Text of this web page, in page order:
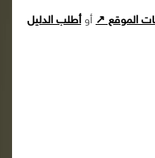
الموقع ↗ أوأطلب الدليل